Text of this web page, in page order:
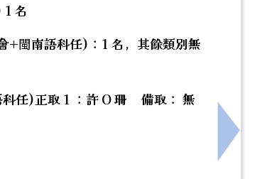
Certified Education認證工作坊延期辦理
名
+閩南語科任)：1 名，其餘類別無
任)正取 1 ：許 O 珊 備取： 無
下一